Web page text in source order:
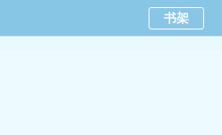
书架